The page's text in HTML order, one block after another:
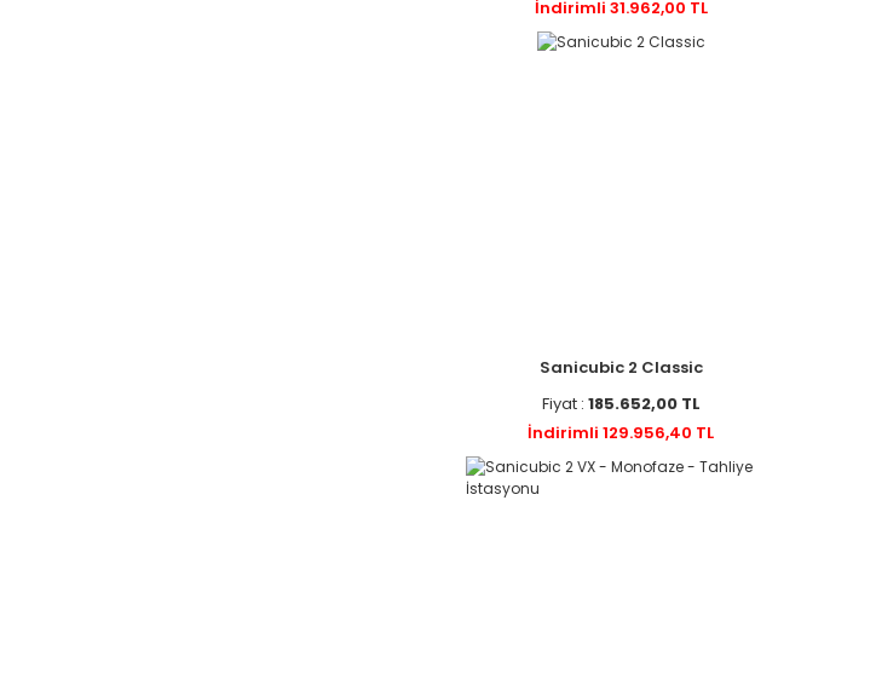
İndirimli 31.962,00 TL
Sanicubic 2 Classic
Fiyat : 185.652,00 TL
İndirimli 129.956,40 TL